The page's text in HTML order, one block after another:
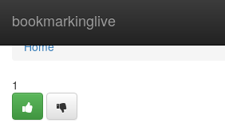
bookmarkinglive
Home
Home
1